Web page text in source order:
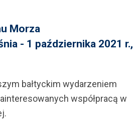
Morza
- 1 października 2021 r.,
bałtyckim wydarzeniem
współpracą w